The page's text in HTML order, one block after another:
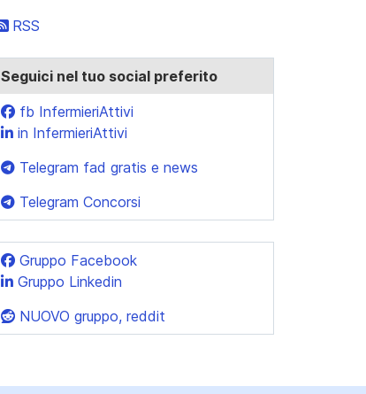
RSS
Seguici nel tuo social preferito
fb InfermieriAttivi
in InfermieriAttivi
Telegram fad gratis e news
Telegram Concorsi
Gruppo Facebook
Gruppo Linkedin
NUOVO gruppo, reddit